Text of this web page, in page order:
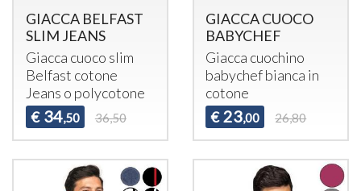
GIACCA BELFAST
SLIM JEANS
Giacca cuoco slim
Belfast cotone
Jeans o polycotone
€ 34,50 36,50
GIACCA CUOCO
BABYCHEF
Giacca cuochino
babychef bianca in
cotone
€ 23,00 26,80